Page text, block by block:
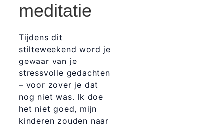
meditatie
Tijdens dit
stilteweekend word je
gewaar van je
stressvolle gedachten
– voor zover je dat
nog niet was. Ik doe
het niet goed, mijn
kinderen zouden naar